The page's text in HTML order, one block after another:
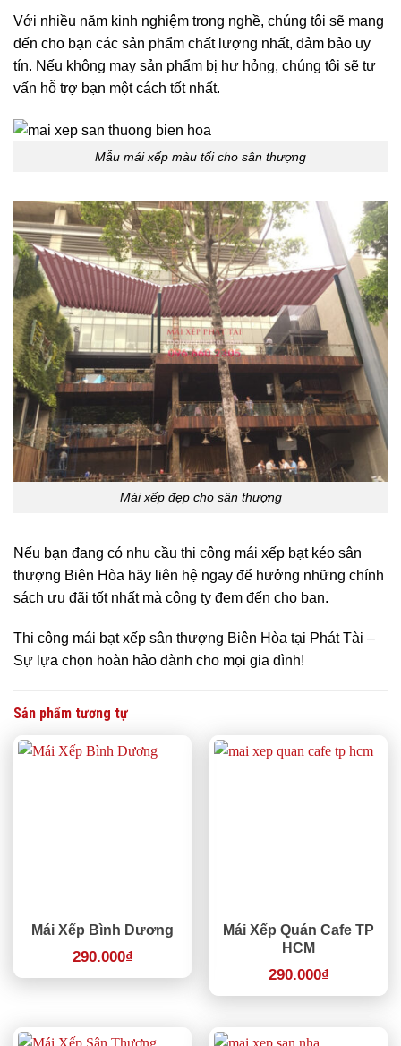
Với nhiều năm kinh nghiệm trong nghề, chúng tôi sẽ mang
đến cho bạn các sản phẩm chất lượng nhất, đảm bảo uy
tín. Nếu không may sản phẩm bị hư hỏng, chúng tôi sẽ tư
vấn hỗ trợ bạn một cách tốt nhất.
Mẫu mái xếp màu tối cho sân thượng
Mái xếp đẹp cho sân thượng
Nếu bạn đang có nhu cầu thi công mái xếp bạt kéo sân
thượng Biên Hòa hãy liên hệ ngay để hưởng những chính
sách ưu đãi tốt nhất mà công ty đem đến cho bạn.
Thi công mái bạt xếp sân thượng Biên Hòa tại Phát Tài –
Sự lựa chọn hoàn hảo dành cho mọi gia đình!
Sản phẩm tương tự
Mái Xếp Bình Dương
290.000₫
Mái Xếp Quán Cafe TP
HCM
290.000₫